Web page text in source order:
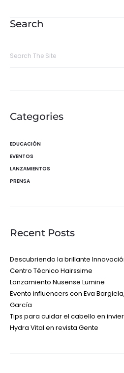
entradas
Search
Categories
EDUCACIÓN
EVENTOS
LANZAMIENTOS
PRENSA
Recent Posts
Descubriendo la brillante
Centro Técnico Hairssime
Lanzamiento Nusense Lumine
Evento influencers con Eva
García
Tips para cuidar el cabello en
Hydra Vital en revista Gente